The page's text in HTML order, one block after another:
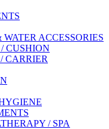
WATER ACCESSORIES
CUSHION
CARRIER
/ SPA